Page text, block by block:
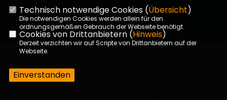
Impressum Datenschutz Kontakt
©2026 CDU Kreisverband
vorbehalten.
Technisch notwendige Cookies (Übersicht)
Die notwendigen Cookies werden allein für den
ordnungsgemäßen Gebrauch der Webseite benötigt.
Cookies von Drittanbietern (Hinweis)
Derzeit verzichten wir auf Scripte von Drittanbietern auf der
Webseite.
Einverstanden